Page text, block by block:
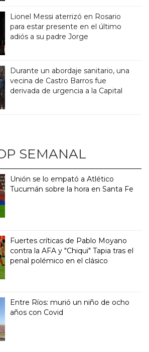
Lionel Messi aterrizó en Rosario
para estar presente en el último
adiós a su padre Jorge
Durante un abordaje sanitario, una
vecina de Castro Barros fue
derivada de urgencia a la Capital
SEMANAL
Unión se lo empató a Atlético
Tucumán sobre la hora en Santa Fe
Fuertes críticas de Pablo Moyano
contra la AFA y "Chiqui" Tapia tras el
penal polémico en el clásico
Entre Ríos: murió un niño de ocho
años con Covid